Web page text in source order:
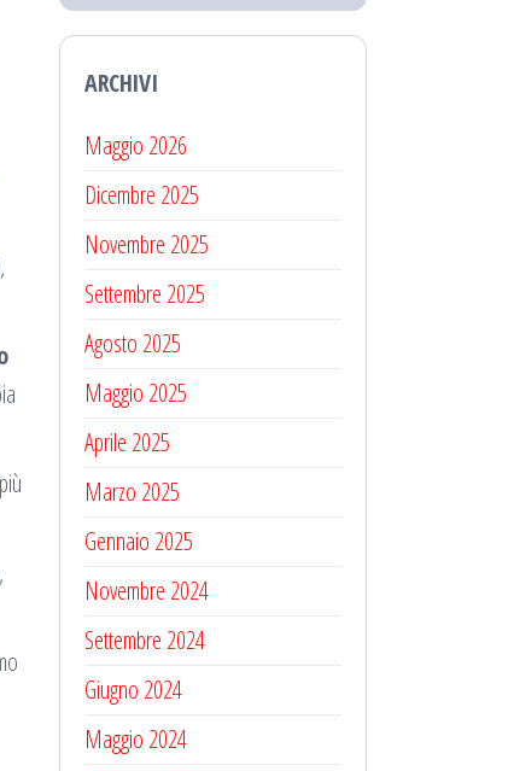
,
ARCHIVI
Maggio 2026
Dicembre 2025
Novembre 2025
Settembre 2025
Agosto 2025
Maggio 2025
Aprile 2025
Marzo 2025
Gennaio 2025
Novembre 2024
Settembre 2024
Giugno 2024
Maggio 2024